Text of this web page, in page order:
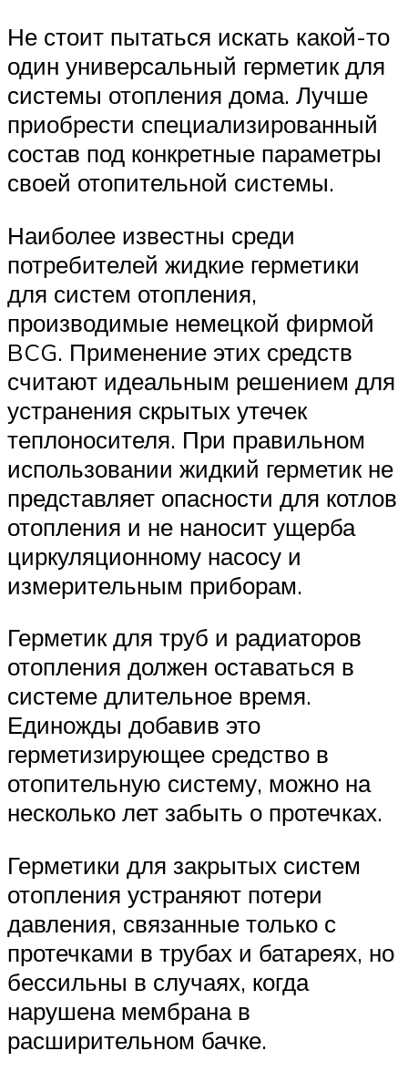
Не стоит пытаться искать какой-то
один универсальный герметик для
системы отопления дома. Лучше
приобрести специализированный
состав под конкретные параметры
своей отопительной системы.
Наиболее известны среди
потребителей жидкие герметики
для систем отопления,
производимые немецкой фирмой
BCG. Применение этих средств
считают идеальным решением для
устранения скрытых утечек
теплоносителя. При правильном
использовании жидкий герметик не
представляет опасности для котлов
отопления и не наносит ущерба
циркуляционному насосу и
измерительным приборам.
Герметик для труб и радиаторов
отопления должен оставаться в
системе длительное время.
Единожды добавив это
герметизирующее средство в
отопительную систему, можно на
несколько лет забыть о протечках.
Герметики для закрытых систем
отопления устраняют потери
давления, связанные только с
протечками в трубах и батареях, но
бессильны в случаях, когда
нарушена мембрана в
расширительном бачке.